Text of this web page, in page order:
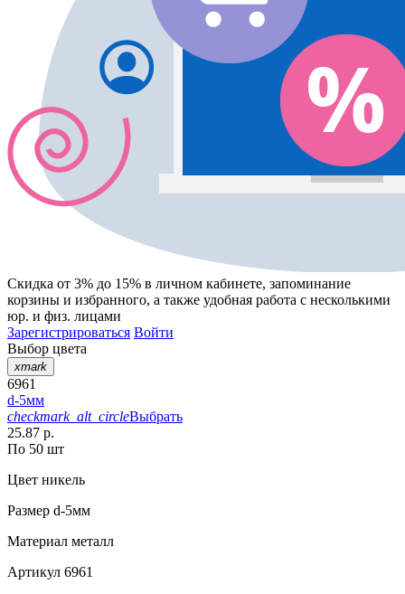
Скидка от 3% до 15% в личном кабинете, запоминание
корзины и избранного, а также удобная работа с несколькими
юр. и физ. лицами
Зарегистрироваться Войти
Выбор цвета
xmark
6961
d-5мм
checkmark_alt_circleВыбрать
25.87 р.
По 50 шт
Цвет никель
Размер d-5мм
Материал металл
Артикул 6961